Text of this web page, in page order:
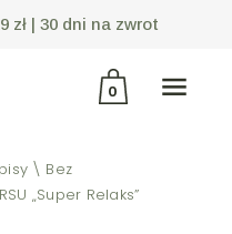
zł | 30 dni na zwrot
0
wBez
„Super Relaks”